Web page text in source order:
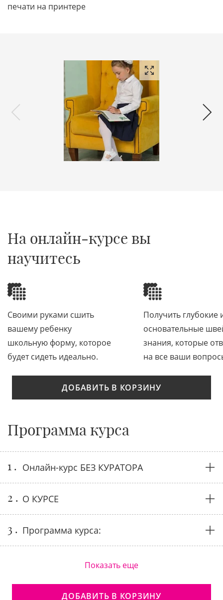
печати на принтере
На онлайн-курсе вы
научитесь
Своими руками сшить
вашему ребенку
школьную форму, которое
будет сидеть идеально.
Получить глубокие
основательные
знания, которые
на все ваши
ДОБАВИТЬ В КОРЗИНУ
Программа курса
1 . Онлайн-курс БЕЗ КУРАТОРА
2 . О КУРСЕ
3 . Программа курса:
Показать еще
ДОБАВИТЬ В КОРЗИНУ